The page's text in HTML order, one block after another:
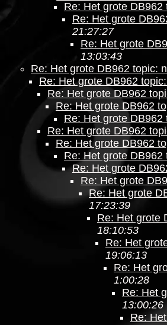
Re: Het grote
Re: Het grote
21:27:27
Re: Het grote
13:03:43
Re: Het grote DB962 topic:
Re: Het grote DB962
Re: Het grote DB962
Re: Het grote DB962
Re: Het grote
Re: Het grote DB962
Re: Het grote DB962
Re: Het grote
Re: Het grote
Re: Het grote
Re: Het grote
17:23:39
Re: Het grote
18:10:53
Re: Het
19:06:13
Re: Het
1:00:28
Re: Het
13:00:26
Re: